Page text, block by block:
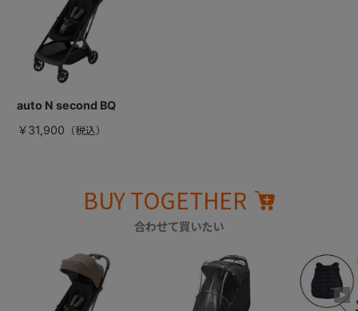
auto N second BQ
￥31,900
BUY TOGETHER
合わせて買いたい